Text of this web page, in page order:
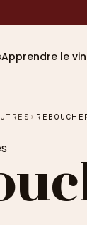
Apprendre le vin
›